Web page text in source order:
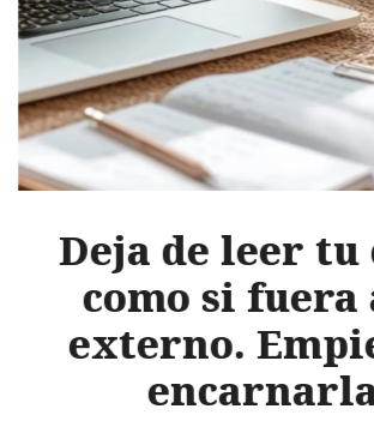
Deja de leer
como si fuera
externo.